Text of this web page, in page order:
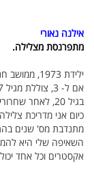
אילנה נאורי
מתפרנסת מצלילה.
ילידת 1973, ממושב חניאל
אם ל- 3, צוללת מגיל 17.
בגיל 20, לאחר שחרורי מצה"ל, עבדתי כשנה על הספינה "פנטזי 2" בבעלות האוורד רוזנשטיין.
כיום אני מדריכת
מתנדבת מס' שנים
השאיפה שלי היא
אקסטרים וכל אחד